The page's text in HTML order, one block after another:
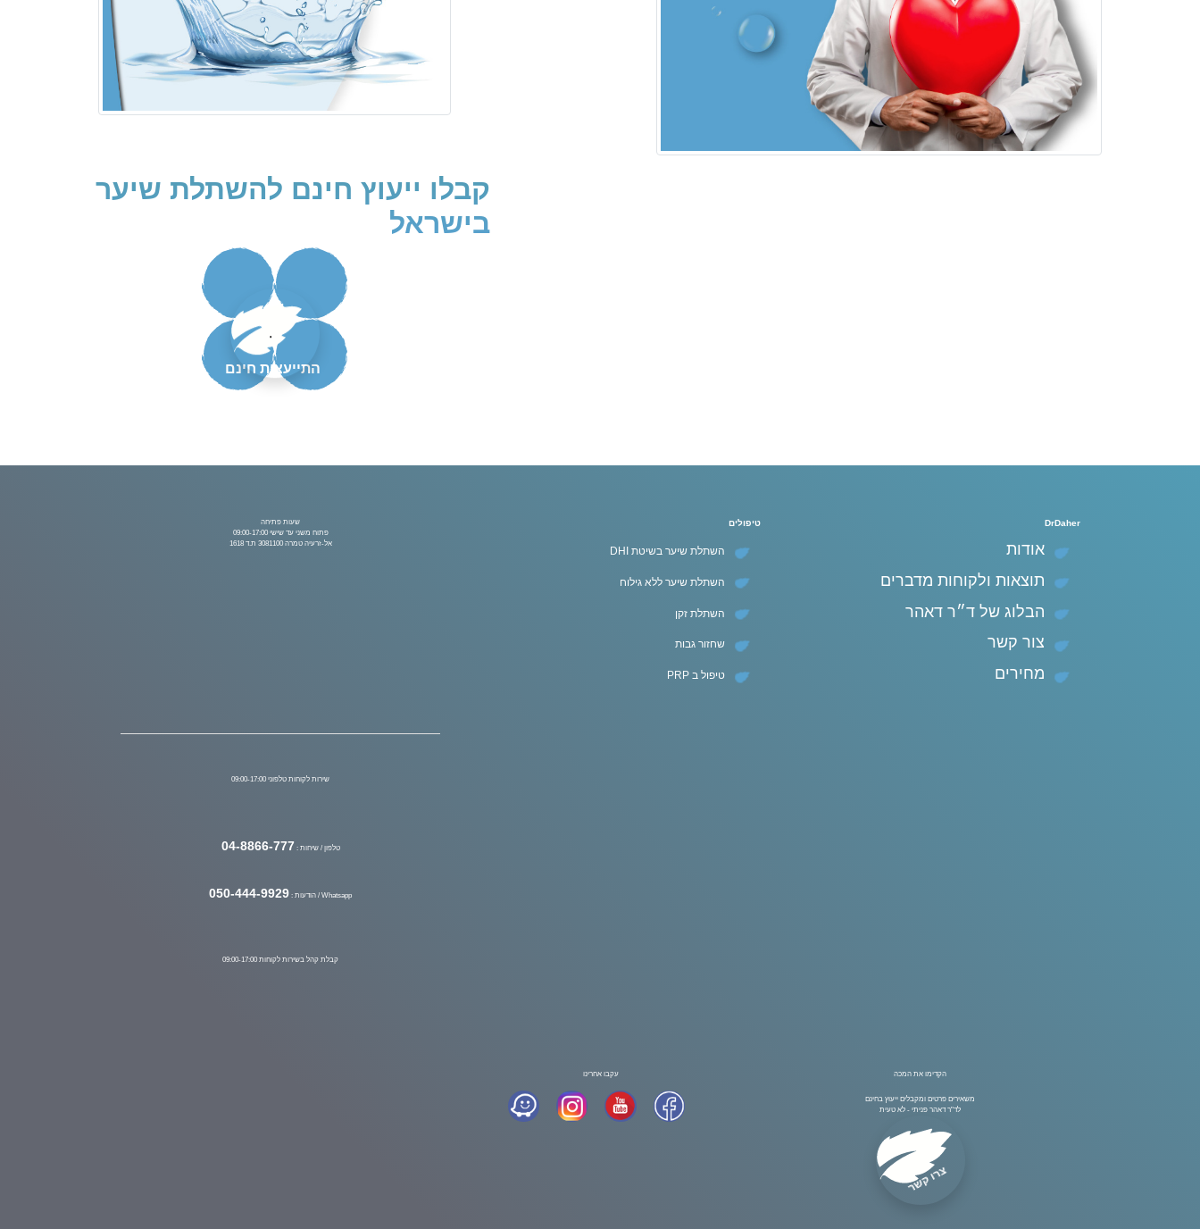
קבלו ייעוץ חינם להשתלת שיער
בישראל
.
התייעצות חינם
DrDaher
אודות
תוצאות ולקוחות מדברים
הבלוג של ד״ר דאהר
צור קשר
מחירים
שעות פתיחה
פתוח משני עד שישי 09:00-17:00
אל-זרעיה טמרה 3081100 ת.ד 1618
שירות לקוחות טלפוני 09:00-17:00
טלפון / שיחות : 04-8866-777
Whatsapp / הודעות : 050-444-9929
קבלת קהל בשירות לקוחות 09:00-17:00
הקדימו את המכה
משאירים פרטים ומקבלים ייעוץ בחינם
לד"ר דאהר פניתי - לא טעית
צרו קשר
טיפולים
השתלת שיער בשיטת DHI
השתלת שיער ללא גילוח
השתלת זקן
שחזור גבות
טיפול ב PRP
עקבו אחרינו